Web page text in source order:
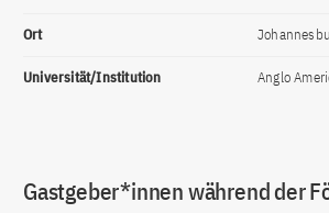
Ort
Universität/Institution Anglo
Gastgeber*innen während der